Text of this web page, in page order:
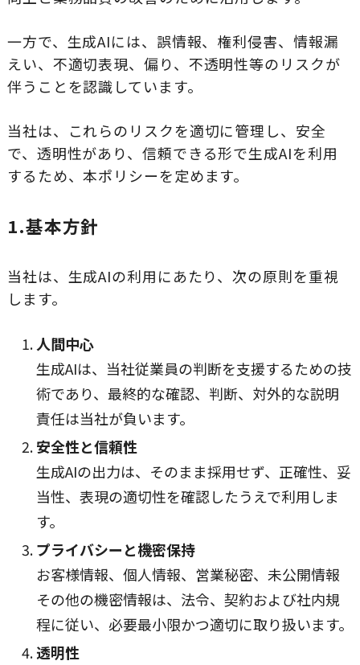
一方で、生成AIには、誤情報、権利侵害、情報漏
えい、不適切表現、偏り、不透明性等のリスクが
伴うことを認識しています。
当社は、これらのリスクを適切に管理し、安全
で、透明性があり、信頼できる形で生成AIを利用
するため、本ポリシーを定めます。
1.基本方針
当社は、生成AIの利用にあたり、次の原則を重視
します。
人間中心
生成AIは、当社従業員の判断を支援するための技
術であり、最終的な確認、判断、対外的な説明
責任は当社が負います。
安全性と信頼性
生成AIの出力は、そのまま採用せず、正確性、妥
当性、表現の適切性を確認したうえで利用しま
す。
プライバシーと機密保持
お客様情報、個人情報、営業秘密、未公開情報
その他の機密情報は、法令、契約および社内規
程に従い、必要最小限かつ適切に取り扱います。
透明性